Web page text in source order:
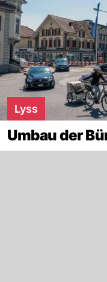
Lyss
Umbau der